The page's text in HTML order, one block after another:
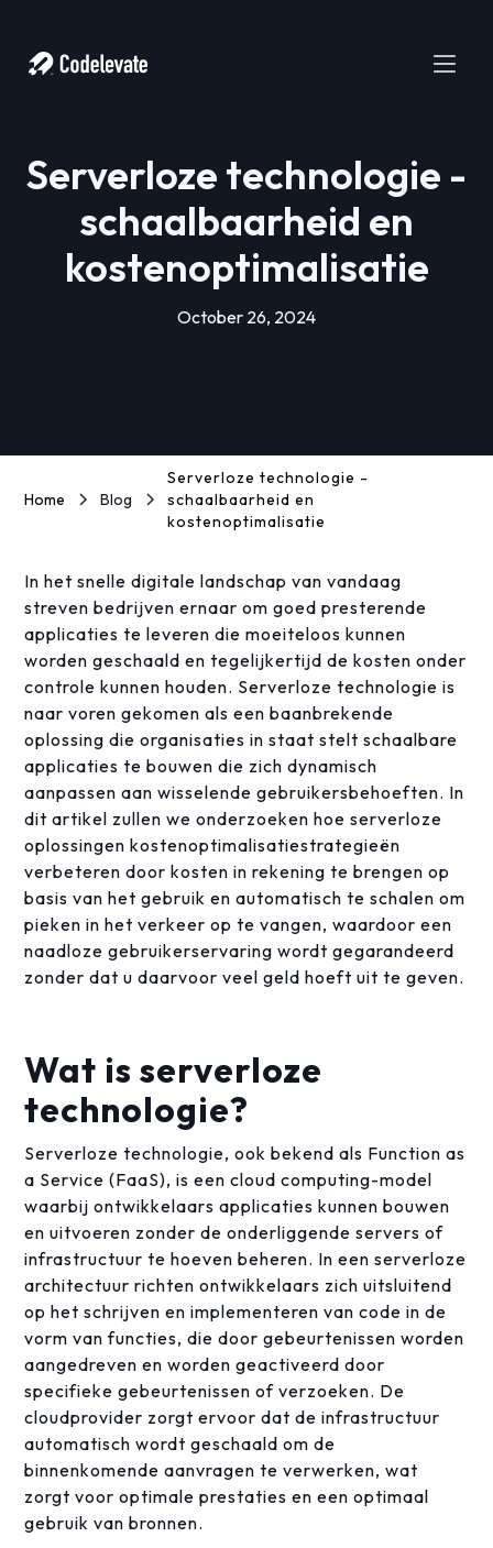
Serverloze technologie -
schaalbaarheid en
kostenoptimalisatie
October 26, 2024
Home Blog
Serverloze technologie -
schaalbaarheid en
kostenoptimalisatie
In het snelle digitale landschap van vandaag
streven bedrijven ernaar om goed presterende
applicaties te leveren die moeiteloos kunnen
worden geschaald en tegelijkertijd de kosten onder
controle kunnen houden. Serverloze technologie is
naar voren gekomen als een baanbrekende
oplossing die organisaties in staat stelt schaalbare
applicaties te bouwen die zich dynamisch
aanpassen aan wisselende gebruikersbehoeften. In
dit artikel zullen we onderzoeken hoe serverloze
oplossingen kostenoptimalisatiestrategieën
verbeteren door kosten in rekening te brengen op
basis van het gebruik en automatisch te schalen om
pieken in het verkeer op te vangen, waardoor een
naadloze gebruikerservaring wordt gegarandeerd
zonder dat u daarvoor veel geld hoeft uit te geven.
Wat is serverloze
technologie?
Serverloze technologie, ook bekend als Function as
a Service (FaaS), is een cloud computing-model
waarbij ontwikkelaars applicaties kunnen bouwen
en uitvoeren zonder de onderliggende servers of
infrastructuur te hoeven beheren. In een serverloze
architectuur richten ontwikkelaars zich uitsluitend
op het schrijven en implementeren van code in de
vorm van functies, die door gebeurtenissen worden
aangedreven en worden geactiveerd door
specifieke gebeurtenissen of verzoeken. De
cloudprovider zorgt ervoor dat de infrastructuur
automatisch wordt geschaald om de
binnenkomende aanvragen te verwerken, wat
zorgt voor optimale prestaties en een optimaal
gebruik van bronnen.